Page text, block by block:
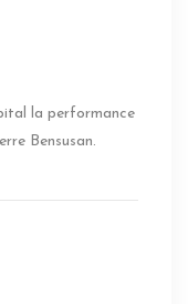
la performance
Bensusan.